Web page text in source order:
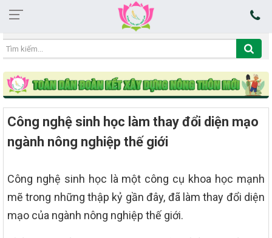
08:23:26 09/08/2026
Công nghệ sinh học làm thay đổi diện mạo
ngành nông nghiệp thế giới
Công nghệ sinh học là một công cụ khoa học mạnh
mẽ trong những thập kỷ gần đây, đã làm thay đổi diện
mạo của ngành nông nghiệp thế giới.